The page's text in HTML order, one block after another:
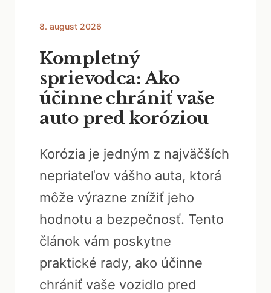
8. august 2026
Kompletný
sprievodca: Ako
účinne chrániť vaše
auto pred koróziou
Korózia je jedným z najväčších
nepriateľov vášho auta, ktorá
môže výrazne znížiť jeho
hodnotu a bezpečnosť. Tento
článok vám poskytne
praktické rady, ako účinne
chrániť vaše vozidlo pred